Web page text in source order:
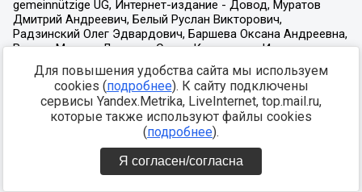
Для повышения удобства сайта мы используем
cookies (подробнее). К сайту подключены
сервисы Yandex.Metrika, LiveInternet, top.mail.ru,
которые также используют файлы cookies
(подробнее).
Я согласен/согласна